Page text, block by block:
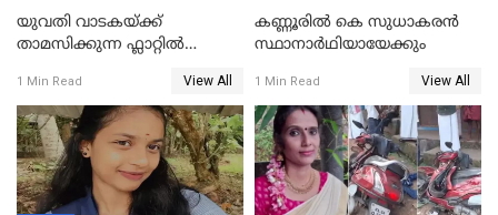
യുവതി വാടകയ്ക്ക്
താമസിക്കുന്ന ഫ്ലാറ്റില്‍
സംഭവം കൈതപ്പൊയിലില്‍
1 Min Read View All
കണ്ണൂരിൽ കെ സുധാകരൻ
സ്ഥാനാർഥിയായേക്കും
1 Min Read View All